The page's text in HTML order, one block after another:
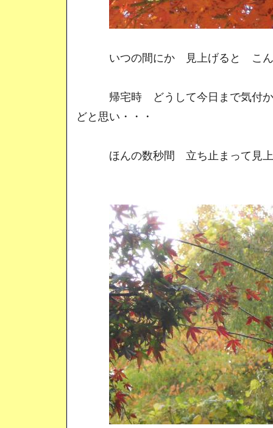
いつの間にか 見上げると こん
帰宅時 どうして今日まで気付か
どと思い・・・
ほんの数秒間 立ち止まって見